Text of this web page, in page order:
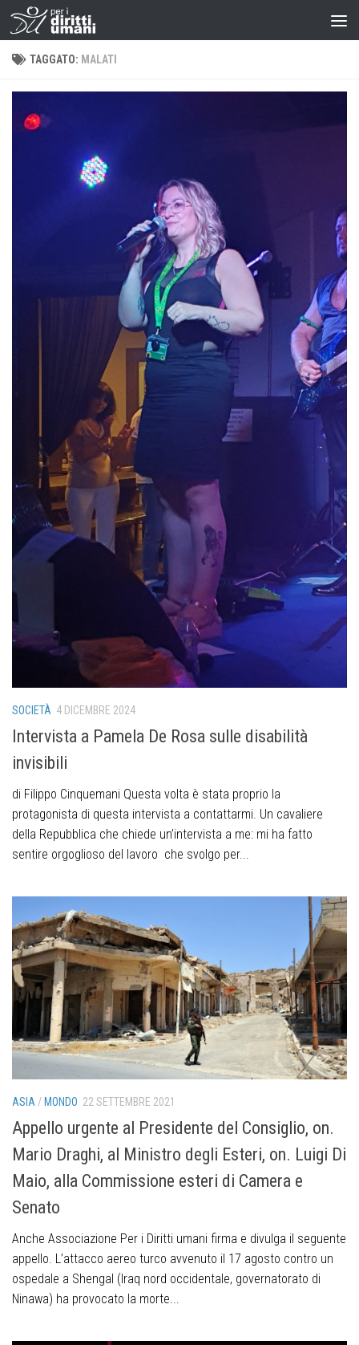
TAGGATO: MALATI
SOCIETÀ 4 DICEMBRE 2024
Intervista a Pamela De Rosa sulle disabilità
invisibili
di Filippo Cinquemani Questa volta è stata proprio la
protagonista di questa intervista a contattarmi. Un cavaliere
della Repubblica che chiede un’intervista a me: mi ha fatto
sentire orgoglioso del lavoro che svolgo per...
ASIA / MONDO 22 SETTEMBRE 2021
Appello urgente al Presidente del Consiglio, on.
Mario Draghi, al Ministro degli Esteri, on. Luigi Di
Maio, alla Commissione esteri di Camera e
Senato
Anche Associazione Per i Diritti umani firma e divulga il seguente
appello. L’attacco aereo turco avvenuto il 17 agosto contro un
ospedale a Shengal (Iraq nord occidentale, governatorato di
Ninawa) ha provocato la morte...